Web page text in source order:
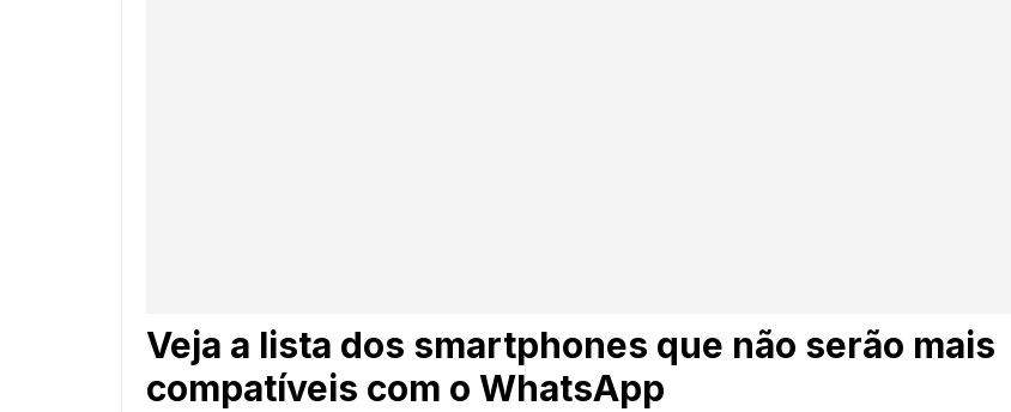
Veja a lista dos smartphones que não serão mais
compatíveis com o WhatsApp